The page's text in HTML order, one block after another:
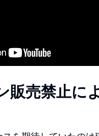
販売禁止に